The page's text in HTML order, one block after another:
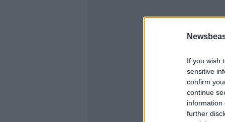
If you wish
sensitive
confirm
continue
information
further